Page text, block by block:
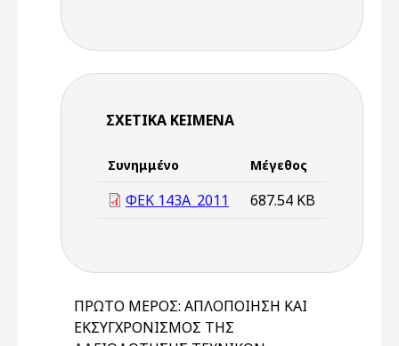
ΣΧΕΤΙΚΆ ΚΕΊΜΕΝΑ
Συνημμένο Μέγεθος
ΦΕΚ 143Α_2011 687.54 KB
ΠΡΩΤΟ ΜΕΡΟΣ: ΑΠΛΟΠΟΙΗΣΗ ΚΑΙ
ΕΚΣΥΓΧΡΟΝΙΣΜΟΣ ΤΗΣ